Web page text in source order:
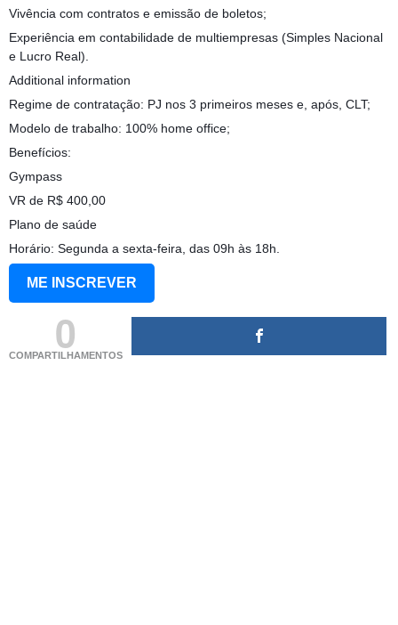
Vivência com contratos e emissão de boletos;
Experiência em contabilidade de multiempresas (Simples Nacional
e Lucro Real).
Additional information
Regime de contratação: PJ nos 3 primeiros meses e, após, CLT;
Modelo de trabalho: 100% home office;
Benefícios:
Gympass ️
VR de R$ 400,00 ️
Plano de saúde
Horário: Segunda a sexta-feira, das 09h às 18h.
ME INSCREVER
0
COMPARTILHAMENTOS